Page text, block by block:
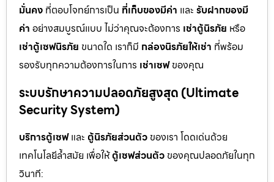
มั่นคง ที่ตอบโจทย์การเป็น ที่เก็บของมีค่า และ รับฝากของมี
ค่า อย่างสมบูรณ์แบบ ไม่ว่าคุณจะต้องการ เช่าตู้นิรภัย หรือ
เช่าตู้เซฟนิรภัย ขนาดใด เราก็มี กล่องนิรภัยให้เช่า ที่พร้อม
รองรับทุกความต้องการในการ เช่าเซฟของคุณ
ระบบรักษาความปลอดภัยสูงสุด (Ultimate
Security System)
บริการตู้เซฟและ ตู้นิรภัยส่วนตัว ของเรา โดดเด่นด้วย
เทคโนโลยีล้ำสมัย เพื่อให้ตู้เซฟส่วนตัว ของคุณปลอดภัยในทุก
วินาที: